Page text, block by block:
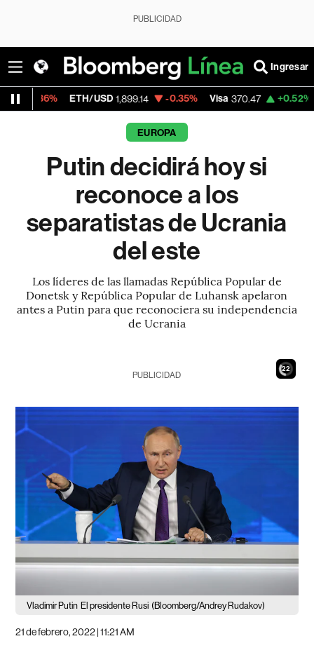
PUBLICIDAD
Ingresar
ETH/USD 1,899.14 -0.35% Visa 370.47 +0.52%
EUROPA
Putin decidirá hoy si
reconoce a los
separatistas de Ucrania
del este
Los líderes de las llamadas República Popular de
Donetsk y República Popular de Luhansk apelaron
antes a Putin para que reconociera su independencia
de Ucrania
21
PUBLICIDAD
Vladimir Putin El presidente Rusi (Bloomberg/Andrey Rudakov)
21 de febrero, 2022 | 11:21 AM